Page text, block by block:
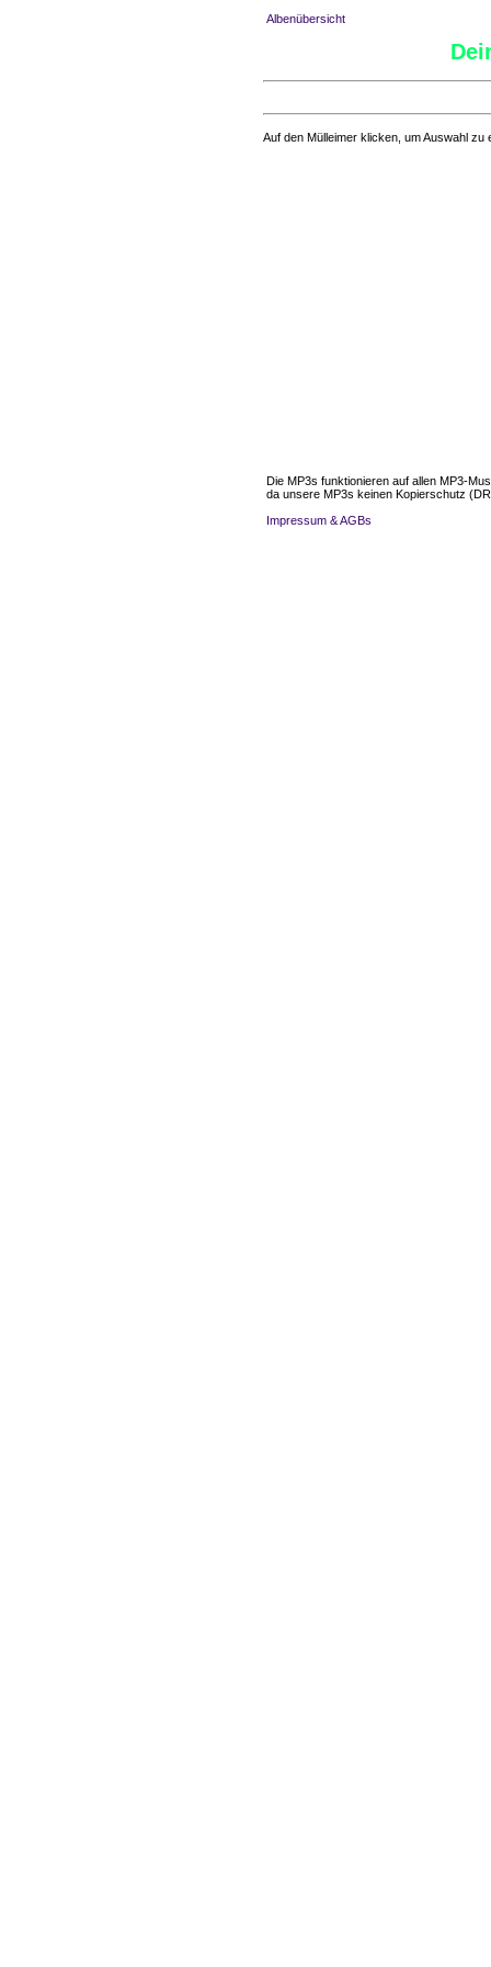
Albenübersicht
Auf den Mülleimer klicken, um Auswahl zu
Die MP3s funktionieren auf allen MP3-
da unsere MP3s keinen Kopierschutz
Impressum & AGBs